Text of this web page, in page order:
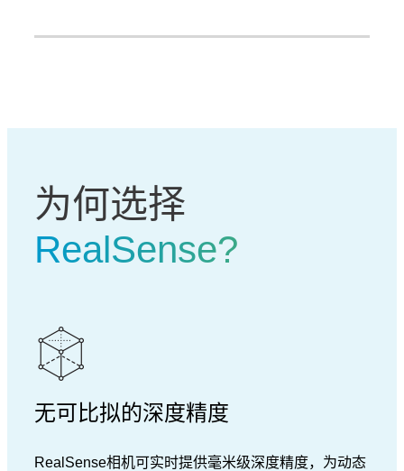
为何选择
RealSense?
无可比拟的深度精度
RealSense相机可实时提供毫米级深度精度，为动态